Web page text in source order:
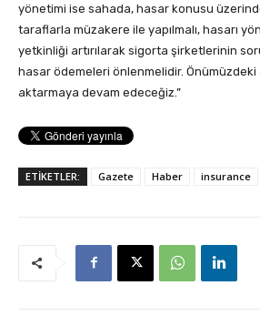
yönetimi ise sahada, hasar konusu
taraflarla müzakere ile yapılmalı, hasarı
yetkinliği artırılarak sigorta şirketlerinin
hasar ödemeleri önlenmelidir.
aktarmaya devam edeceğiz.”
ETİKETLER: Gazete Haber insurance